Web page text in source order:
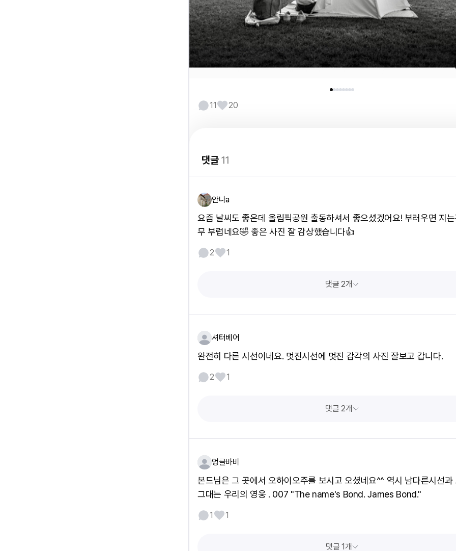
11 20
댓글11
안나a
요즘 날씨도 좋은데 올림픽공원 출동하셔서 좋으셨겠어요! 부러우면 지
무 부럽네요🤣 좋은 사진 잘 감상했습니다👍
2 1
댓글 2개
셔터베어
완전히 다른 시선이네요. 멋진시선에 멋진 감각의 사진 잘보고 갑니다.
2 1
댓글 2개
엉클바비
본드님은 그 곳에서 오하이오주를 보시고 오셨네요^^ 역시 남다른시선과
그대는 우리의 영웅 . 007 "The name's Bond. James Bond."
1 1
댓글 1개